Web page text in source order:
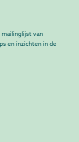
mailinglijst van
en inzichten in de